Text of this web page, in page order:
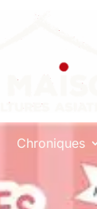
Chroniques